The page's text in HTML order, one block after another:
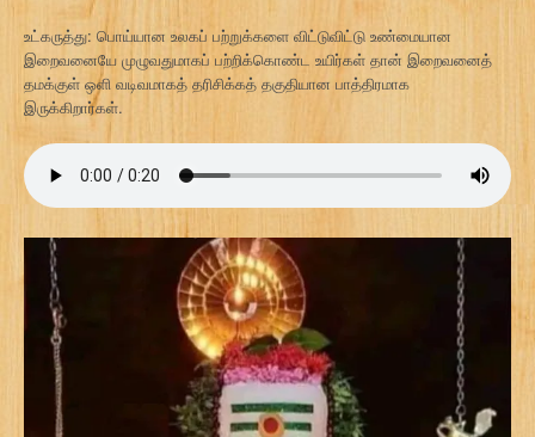
உட்கருத்து: பொய்யான உலகப் பற்றுக்களை விட்டுவிட்டு உண்மையான
இறைவனையே முழுவதுமாகப் பற்றிக்கொண்ட உயிர்கள் தான் இறைவனைத்
தமக்குள் ஒளி வடிவமாகத் தரிசிக்கத் தகுதியான பாத்திரமாக
இருக்கிறார்கள்.